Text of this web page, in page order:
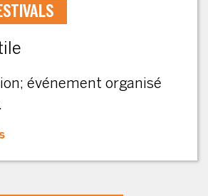
événement organisé